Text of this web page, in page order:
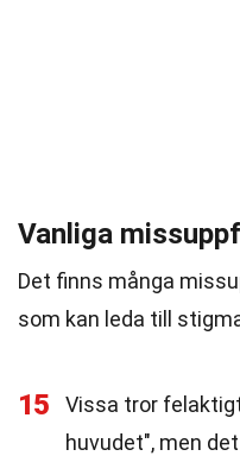
Vanliga
Det finns många
som kan leda till
15
Vissa tror
huvudet", men